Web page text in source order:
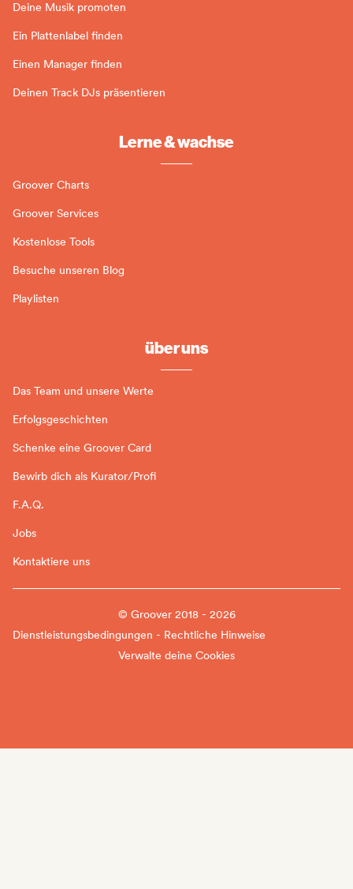
Deine Musik promoten
Ein Plattenlabel finden
Einen Manager finden
Deinen Track DJs präsentieren
Lerne & wachse
Groover Charts
Groover Services
Kostenlose Tools
Besuche unseren Blog
Playlisten
über uns
Das Team und unsere Werte
Erfolgsgeschichten
Schenke eine Groover Card
Bewirb dich als Kurator/Profi
F.A.Q.
Jobs
Kontaktiere uns
© Groover 2018 - 2026
Dienstleistungsbedingungen - Rechtliche Hinweise
Verwalte deine Cookies